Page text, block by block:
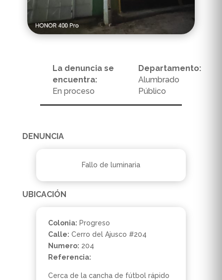
La denuncia se
encuentra:
En proceso
Departamento:
Alumbrado
Público
DENUNCIA
Fallo de luminaria
UBICACIÓN
Colonia: Progreso
Calle: Cerro del Ajusco #204
Numero: 204
Referencia:
Cerca de la cancha de fútbol rápido